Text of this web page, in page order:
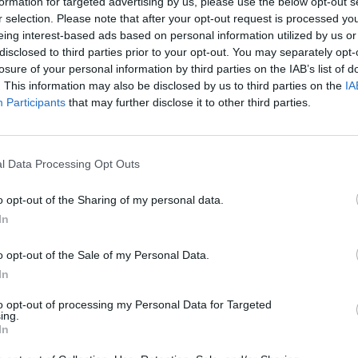
selection. Please note that after your opt-out request is processed
interest-based ads based on personal information utilized by us
to third parties prior to your opt-out. You may separately
of your personal information by third parties on the IAB’s list of
This information may also be disclosed by us to third parties on the
Participants that may further disclose it to other third parties.
Data Processing Opt Outs
opt-out of the Sharing of my personal data.
opt-out of the Sale of my Personal Data.
opt-out of processing my Personal Data for Targeted
Reporteris tik Lrytas.TV
Visi įrašai
Politiškai keblus V. Zelenskio vizitas: Serbija
apėmė pastatus